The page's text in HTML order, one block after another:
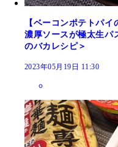
【ベーコンポテトパ
濃厚ソースが極太生
のバカレシピ＞
2023年05月19日 11:30